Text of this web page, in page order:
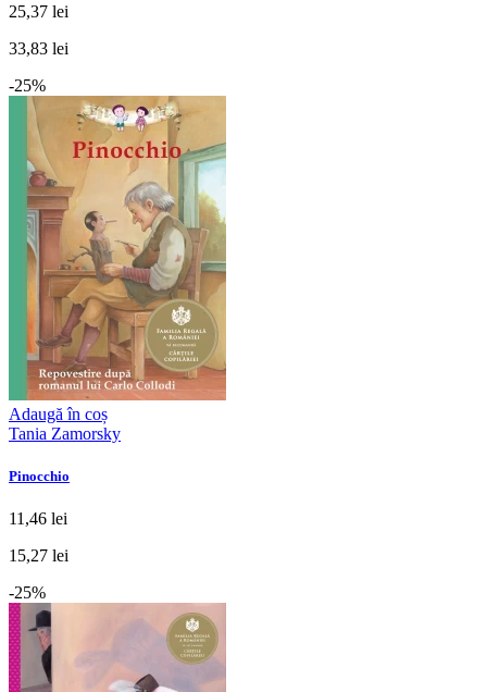
25,37 lei
33,83 lei
-25%
Adaugă în coș
Tania Zamorsky
Pinocchio
11,46 lei
15,27 lei
-25%